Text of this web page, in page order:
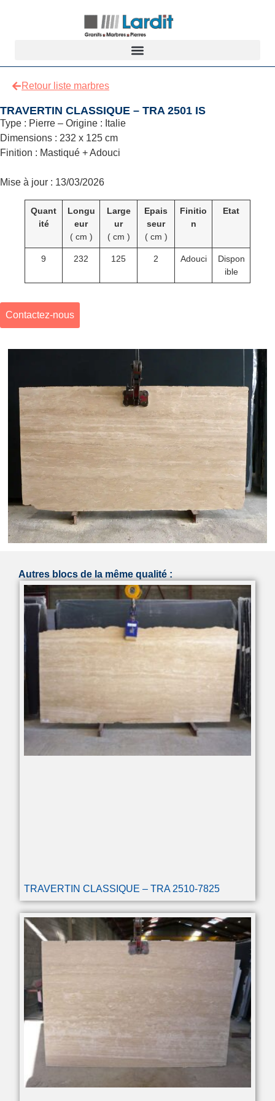
Retour liste marbres
TRAVERTIN CLASSIQUE – TRA 2501 IS
Type : Pierre – Origine : Italie
Dimensions : 232 x 125 cm
Finition : Mastiqué + Adouci
Mise à jour : 13/03/2026
Quant
ité
Longu
eur
( cm )
Large
ur
( cm )
Epais
seur
( cm )
Finitio
n
Etat
9 232 125 2 Adouci
Dispon
ible
Contactez-nous
Autres blocs de la même qualité :
TRAVERTIN CLASSIQUE – TRA 2510-7825